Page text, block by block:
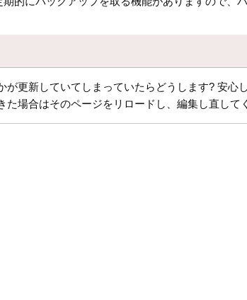
更新していてしまっていたらどうします? 安心し
場合はそのページをリロードし、編集し直して